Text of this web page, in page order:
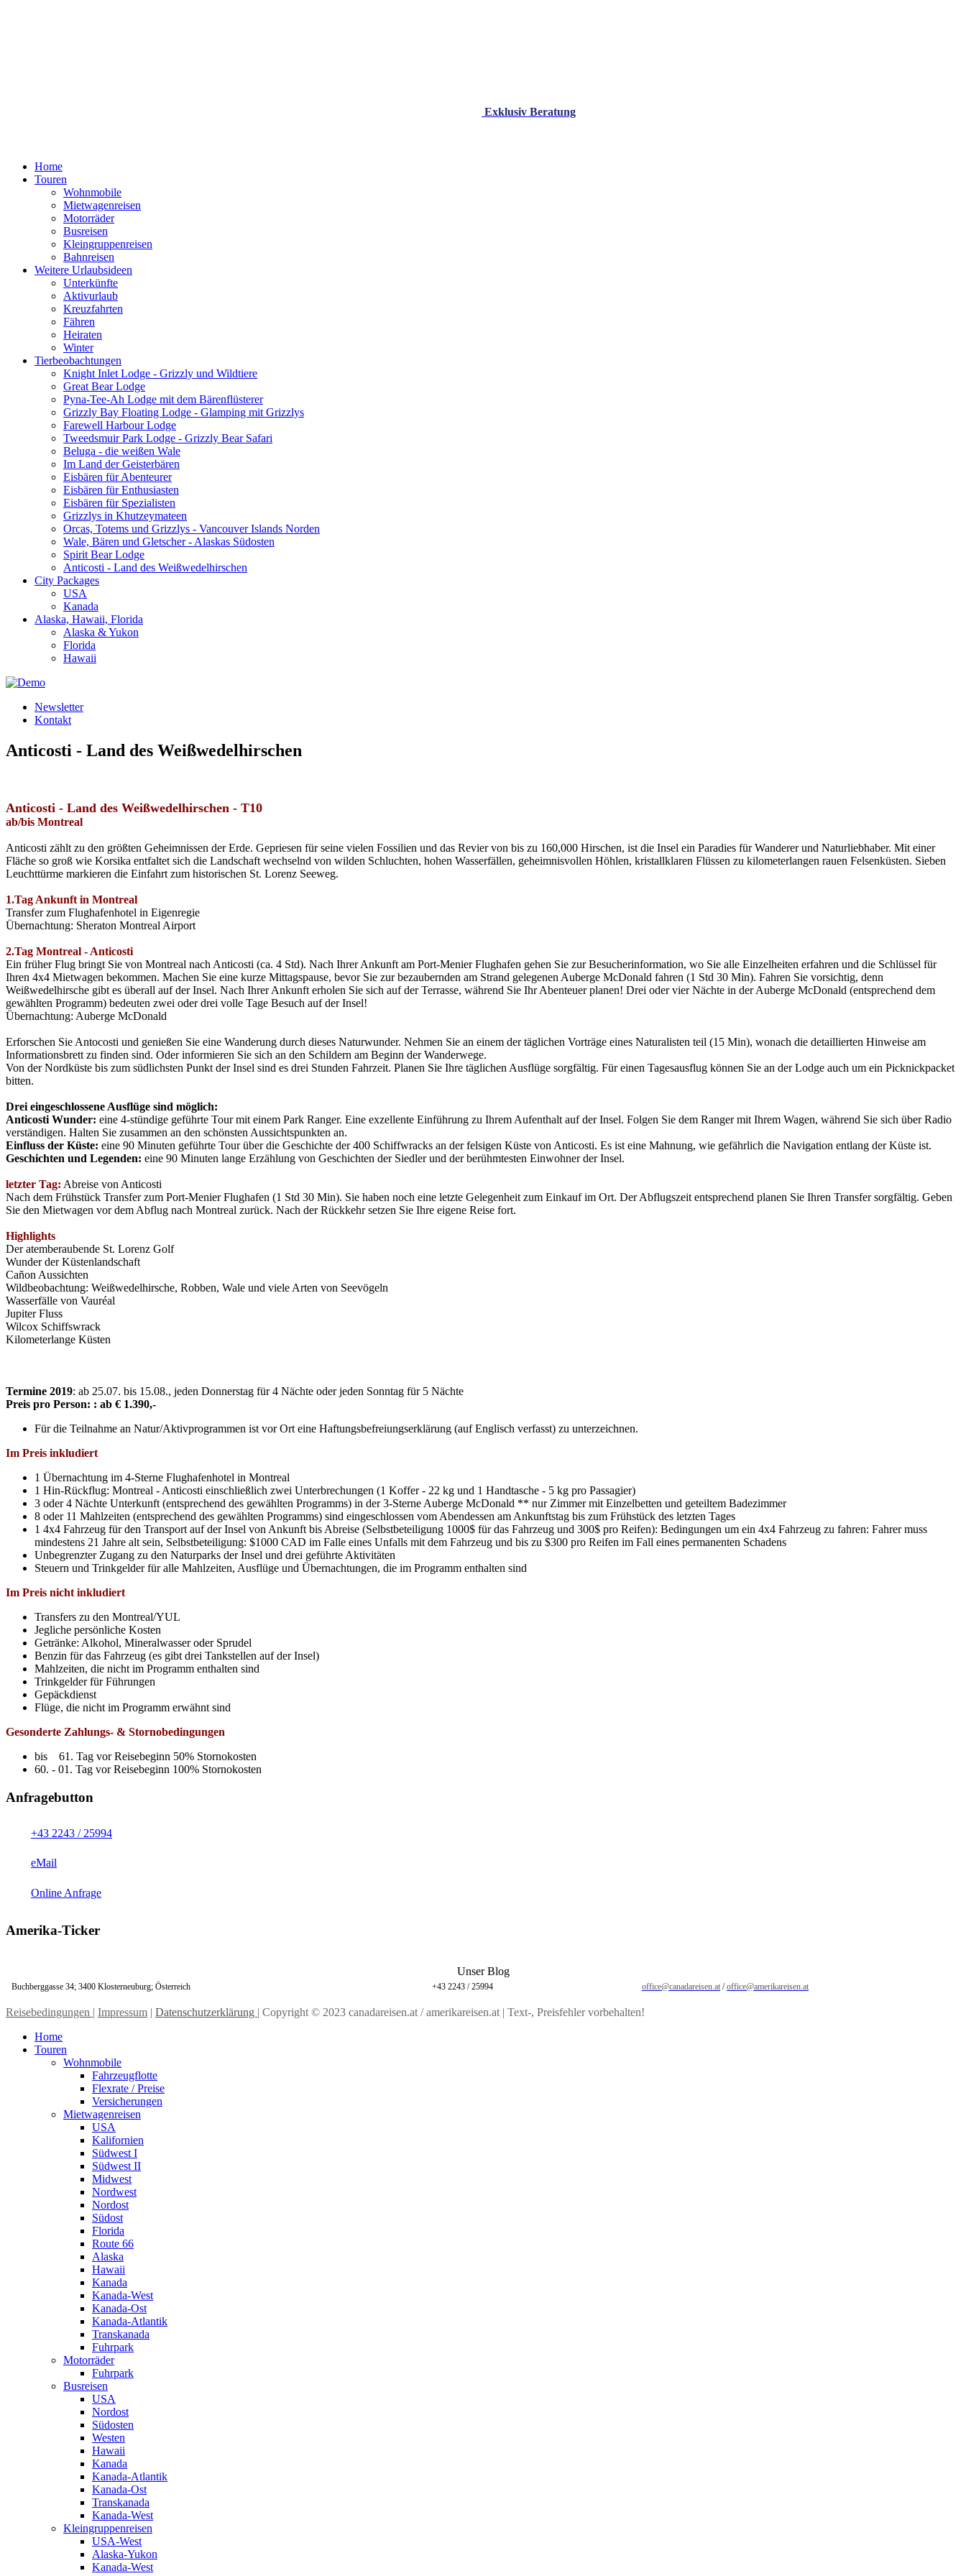
Exklusiv Beratung
Home
Touren
Wohnmobile
Mietwagenreisen
Motorräder
Busreisen
Kleingruppenreisen
Bahnreisen
Weitere Urlaubsideen
Unterkünfte
Aktivurlaub
Kreuzfahrten
Fähren
Heiraten
Winter
Tierbeobachtungen
Knight Inlet Lodge - Grizzly und Wildtiere
Great Bear Lodge
Pyna-Tee-Ah Lodge mit dem Bärenflüsterer
Grizzly Bay Floating Lodge - Glamping mit Grizzlys
Farewell Harbour Lodge
Tweedsmuir Park Lodge - Grizzly Bear Safari
Beluga - die weißen Wale
Im Land der Geisterbären
Eisbären für Abenteurer
Eisbären für Enthusiasten
Eisbären für Spezialisten
Grizzlys in Khutzeymateen
Orcas, Totems und Grizzlys - Vancouver Islands Norden
Wale, Bären und Gletscher - Alaskas Südosten
Spirit Bear Lodge
Anticosti - Land des Weißwedelhirschen
City Packages
USA
Kanada
Alaska, Hawaii, Florida
Alaska & Yukon
Florida
Hawaii
Newsletter
Kontakt
Anticosti - Land des Weißwedelhirschen
Anticosti - Land des Weißwedelhirschen - T10
ab/bis Montreal
Anticosti zählt zu den größten Geheimnissen der Erde. Gepriesen für seine vielen Fossilien und das Revier von bis zu 160,000 Hirschen, ist die Insel ein Paradies für Wanderer und Naturliebhaber. Mit einer
Fläche so groß wie Korsika entfaltet sich die Landschaft wechselnd von wilden Schluchten, hohen Wasserfällen, geheimnisvollen Höhlen, kristallklaren Flüssen zu kilometerlangen rauen Felsenküsten. Sieben
Leuchttürme markieren die Einfahrt zum historischen St. Lorenz Seeweg.
1.Tag Ankunft in Montreal
Transfer zum Flughafenhotel in Eigenregie
Übernachtung: Sheraton Montreal Airport
2.Tag Montreal - Anticosti
Ein früher Flug bringt Sie von Montreal nach Anticosti (ca. 4 Std). Nach Ihrer Ankunft am Port-Menier Flughafen gehen Sie zur Besucherinformation, wo Sie alle Einzelheiten erfahren und die Schlüssel für
Ihren 4x4 Mietwagen bekommen. Machen Sie eine kurze Mittagspause, bevor Sie zur bezaubernden am Strand gelegenen Auberge McDonald fahren (1 Std 30 Min). Fahren Sie vorsichtig, denn
Weißwedelhirsche gibt es überall auf der Insel. Nach Ihrer Ankunft erholen Sie sich auf der Terrasse, während Sie Ihr Abenteuer planen! Drei oder vier Nächte in der Auberge McDonald (entsprechend dem
gewählten Programm) bedeuten zwei oder drei volle Tage Besuch auf der Insel!
Übernachtung: Auberge McDonald
Erforschen Sie Antocosti und genießen Sie eine Wanderung durch dieses Naturwunder. Nehmen Sie an einem der täglichen Vorträge eines Naturalisten teil (15 Min), wonach die detaillierten Hinweise am
Informationsbrett zu finden sind. Oder informieren Sie sich an den Schildern am Beginn der Wanderwege.
Von der Nordküste bis zum südlichsten Punkt der Insel sind es drei Stunden Fahrzeit. Planen Sie Ihre täglichen Ausflüge sorgfältig. Für einen Tagesausflug können Sie an der Lodge auch um ein Picknickpacket
bitten.
Drei eingeschlossene Ausflüge sind möglich:
Anticosti Wunder: eine 4-stündige geführte Tour mit einem Park Ranger. Eine exzellente Einführung zu Ihrem Aufenthalt auf der Insel. Folgen Sie dem Ranger mit Ihrem Wagen, während Sie sich über Radio
verständigen. Halten Sie zusammen an den schönsten Aussichtspunkten an.
Einfluss der Küste: eine 90 Minuten geführte Tour über die Geschichte der 400 Schiffwracks an der felsigen Küste von Anticosti. Es ist eine Mahnung, wie gefährlich die Navigation entlang der Küste ist.
Geschichten und Legenden: eine 90 Minuten lange Erzählung von Geschichten der Siedler und der berühmtesten Einwohner der Insel.
letzter Tag: Abreise von Anticosti
Nach dem Frühstück Transfer zum Port-Menier Flughafen (1 Std 30 Min). Sie haben noch eine letzte Gelegenheit zum Einkauf im Ort. Der Abflugszeit entsprechend planen Sie Ihren Transfer sorgfältig. Geben
Sie den Mietwagen vor dem Abflug nach Montreal zurück. Nach der Rückkehr setzen Sie Ihre eigene Reise fort.
Highlights
Der atemberaubende St. Lorenz Golf
Wunder der Küstenlandschaft
Cañon Aussichten
Wildbeobachtung: Weißwedelhirsche, Robben, Wale und viele Arten von Seevögeln
Wasserfälle von Vauréal
Jupiter Fluss
Wilcox Schiffswrack
Kilometerlange Küsten
Termine 2019: ab 25.07. bis 15.08., jeden Donnerstag für 4 Nächte oder jeden Sonntag für 5 Nächte
Preis pro Person: : ab € 1.390,-
Für die Teilnahme an Natur/Aktivprogrammen ist vor Ort eine Haftungsbefreiungserklärung (auf Englisch verfasst) zu unterzeichnen.
Im Preis inkludiert
1 Übernachtung im 4-Sterne Flughafenhotel in Montreal
1 Hin-Rückflug: Montreal - Anticosti einschließlich zwei Unterbrechungen (1 Koffer - 22 kg und 1 Handtasche - 5 kg pro Passagier)
3 oder 4 Nächte Unterkunft (entsprechend des gewählten Programms) in der 3-Sterne Auberge McDonald ** nur Zimmer mit Einzelbetten und geteiltem Badezimmer
8 oder 11 Mahlzeiten (entsprechend des gewählten Programms) sind eingeschlossen vom Abendessen am Ankunftstag bis zum Frühstück des letzten Tages
1 4x4 Fahrzeug für den Transport auf der Insel von Ankunft bis Abreise (Selbstbeteiligung 1000$ für das Fahrzeug und 300$ pro Reifen): Bedingungen um ein 4x4 Fahrzeug zu fahren: Fahrer muss
mindestens 21 Jahre alt sein, Selbstbeteiligung: $1000 CAD im Falle eines Unfalls mit dem Fahrzeug und bis zu $300 pro Reifen im Fall eines permanenten Schadens
Unbegrenzter Zugang zu den Naturparks der Insel und drei geführte Aktivitäten
Steuern und Trinkgelder für alle Mahlzeiten, Ausflüge und Übernachtungen, die im Programm enthalten sind
Im Preis nicht inkludiert
Transfers zu den Montreal/YUL
Jegliche persönliche Kosten
Getränke: Alkohol, Mineralwasser oder Sprudel
Benzin für das Fahrzeug (es gibt drei Tankstellen auf der Insel)
Mahlzeiten, die nicht im Programm enthalten sind
Trinkgelder für Führungen
Gepäckdienst
Flüge, die nicht im Programm erwähnt sind
Gesonderte Zahlungs- & Stornobedingungen
bis 61. Tag vor Reisebeginn 50% Stornokosten
60. - 01. Tag vor Reisebeginn 100% Stornokosten
Anfragebutton
+43 2243 / 25994
eMail
Online Anfrage
Amerika-Ticker
Unser Blog
Buchberggasse 34; 3400 Klosterneuburg; Österreich +43 2243 / 25994 office@canadareisen.at /office@amerikareisen.at
Reisebedingungen | Impressum | Datenschutzerklärung | Copyright © 2023 canadareisen.at / amerikareisen.at | Text-, Preisfehler vorbehalten!
Home
Touren
Wohnmobile
Fahrzeugflotte
Flexrate / Preise
Versicherungen
Mietwagenreisen
USA
Kalifornien
Südwest I
Südwest II
Midwest
Nordwest
Nordost
Südost
Florida
Route 66
Alaska
Hawaii
Kanada
Kanada-West
Kanada-Ost
Kanada-Atlantik
Transkanada
Fuhrpark
Motorräder
Fuhrpark
Busreisen
USA
Nordost
Südosten
Westen
Hawaii
Kanada
Kanada-Atlantik
Kanada-Ost
Transkanada
Kanada-West
Kleingruppenreisen
USA-West
Alaska-Yukon
Kanada-West